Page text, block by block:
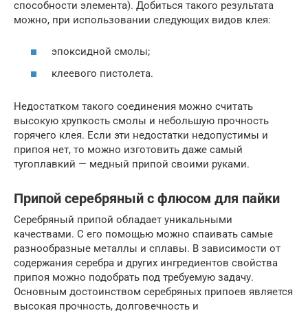
способности элемента). Добиться такого результата
можно, при использовании следующих видов клея:
эпоксидной смолы;
клеевого пистолета.
Недостатком такого соединения можно считать
высокую хрупкость смолы и небольшую прочность
горячего клея. Если эти недостатки недопустимы и
припоя нет, то можно изготовить даже самый
тугоплавкий — медный припой своими руками.
Припой серебряный с флюсом для пайки
Серебряный припой обладает уникальными
качествами. С его помощью можно спаивать самые
разнообразные металлы и сплавы. В зависимости от
содержания серебра и других ингредиентов свойства
припоя можно подобрать под требуемую задачу.
Основным достоинством серебряных припоев является
высокая прочность, долговечность и